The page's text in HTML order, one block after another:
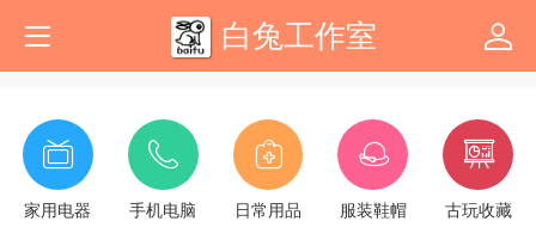
白兔工作室
家用电器 手机电脑 日常用品 服装鞋帽 古玩收藏